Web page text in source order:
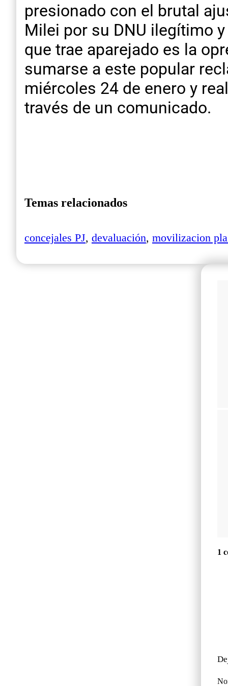
presionado con el brutal
Milei por su DNU ilegítimo
que trae aparejado es la
sumarse a este popular
miércoles 24 de enero y
través de un comunicado.
Temas relacionados
concejales PJ, devaluación, movilizacion
1